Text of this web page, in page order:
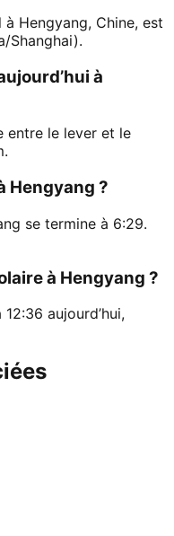
Hengyang, Chine, est
Shanghai).
à
entre le lever et le
Hengyang ?
se termine à 6:29.
à Hengyang ?
aujourd’hui,